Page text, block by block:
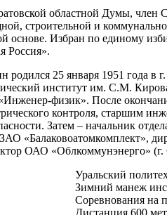
областной Думы, член
строительной и
основе. Избран по единому
Россия».
25 января 1951 года в г.
институт им. С.М.
физик». После
контроля, старшим
Затем – начальник
«Балаковоатомкомплект»,
ОАО «Облкоммунэнерго» (г.
Уральский
Зимний манеж
Соревнования на
Дистанция 600